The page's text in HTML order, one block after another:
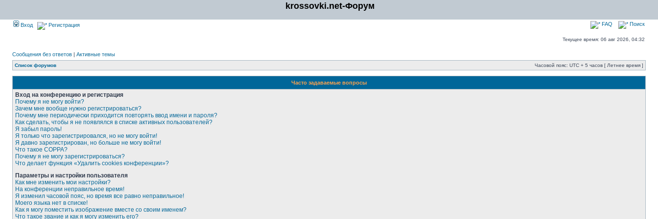
krossovki.net-Форум
Вход Регистрация FAQ Поиск
Текущее время: 06 авг 2026, 04:32
Сообщения без ответов | Активные темы
Список форумов Часовой пояс: UTC + 5 часов [ Летнее время ]
Часто задаваемые вопросы
Вход на конференцию и регистрация
Почему я не могу войти?
Зачем мне вообще нужно регистрироваться?
Почему мне периодически приходится повторять ввод имени и пароля?
Как сделать, чтобы я не появлялся в списке активных пользователей?
Я забыл пароль!
Я только что зарегистрировался, но не могу войти!
Я давно зарегистрирован, но больше не могу войти!
Что такое COPPA?
Почему я не могу зарегистрироваться?
Что делает функция «Удалить cookies конференции»?
Параметры и настройки пользователя
Как мне изменить мои настройки?
На конференции неправильное время!
Я изменил часовой пояс, но время все равно неправильное!
Моего языка нет в списке!
Как я могу поместить изображение вместе со своим именем?
Что такое звание и как я могу изменить его?